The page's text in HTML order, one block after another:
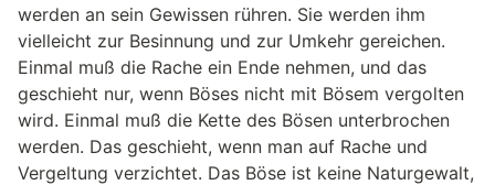
werden an sein Gewissen rühren. Sie werden ihm
vielleicht zur Besinnung und zur Umkehr gereichen.
Einmal muß die Rache ein Ende nehmen, und das
geschieht nur, wenn Böses nicht mit Bösem vergolten
wird. Einmal muß die Kette des Bösen unterbrochen
werden. Das geschieht, wenn man auf Rache und
Vergeltung verzichtet. Das Böse ist keine Naturgewalt,